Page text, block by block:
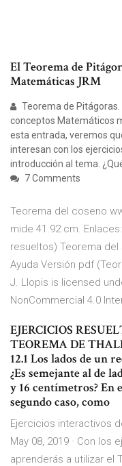
El Teorema de
Matemáticas JRM
Teorema de
conceptos Matemáticos
esta entrada, veremos
interesan con los
introducción al tema.
7 Comments
Teorema del coseno
mide 41.92 cm.
resueltos) Teorema
Ayuda Versión pdf
J. Llopis is licensed
NonCommercial 4.0
EJERCICIOS
TEOREMA DE
12.1 Los lados de un
¿Es semejante al de
y 16 centímetros? En
segundo caso, como
Ejercicios interactivos
May 08, 2019 · Con
aprenderás a utilizar el